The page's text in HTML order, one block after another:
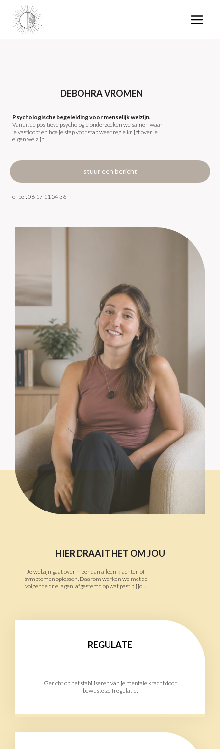
DEBOHRA VROMEN
Psychologische begeleiding voor menselijk welzijn.
Vanuit de positieve psychologie onderzoeken we samen waar
je vastloopt en hoe je stap voor stap weer regie krijgt over je
eigen welzijn.
stuur een bericht
of bel: 06 17 11 54 36
HIER DRAAIT HET OM JOU
Je welzijn gaat over meer dan alleen klachten of
symptomen oplossen. Daarom werken we met de
volgende drie lagen, afgestemd op wat past bij jou.
REGULATE
Gericht op het stabiliseren van je mentale kracht door
bewuste zelfregulatie.